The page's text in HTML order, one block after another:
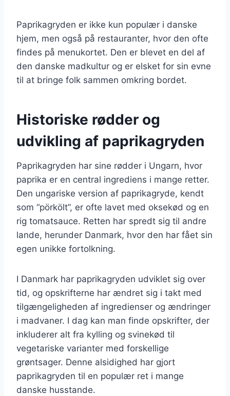
Paprikagryden er ikke kun populær i danske
hjem, men også på restauranter, hvor den ofte
findes på menukortet. Den er blevet en del af
den danske madkultur og er elsket for sin evne
til at bringe folk sammen omkring bordet.
Historiske rødder og
udvikling af paprikagryden
Paprikagryden har sine rødder i Ungarn, hvor
paprika er en central ingrediens i mange retter.
Den ungariske version af paprikagryde, kendt
som “pörkölt”, er ofte lavet med oksekød og en
rig tomatsauce. Retten har spredt sig til andre
lande, herunder Danmark, hvor den har fået sin
egen unikke fortolkning.
I Danmark har paprikagryden udviklet sig over
tid, og opskrifterne har ændret sig i takt med
tilgængeligheden af ingredienser og ændringer
i madvaner. I dag kan man finde opskrifter, der
inkluderer alt fra kylling og svinekød til
vegetariske varianter med forskellige
grøntsager. Denne alsidighed har gjort
paprikagryden til en populær ret i mange
danske husstande.